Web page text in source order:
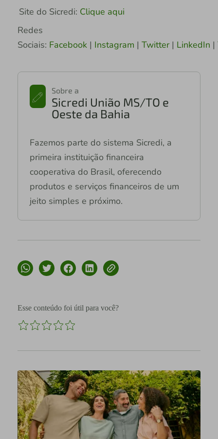
Site do Sicredi: Clique aqui
Redes
Sociais: Facebook| Instagram | Twitter| LinkedIn |
Sobre a
Sicredi União MS/TO e
Oeste da Bahia
Fazemos parte do sistema Sicredi, a
primeira instituição financeira
cooperativa do Brasil, oferecendo
produtos e serviços financeiros de um
jeito simples e próximo.
Esse conteúdo foi útil para você?